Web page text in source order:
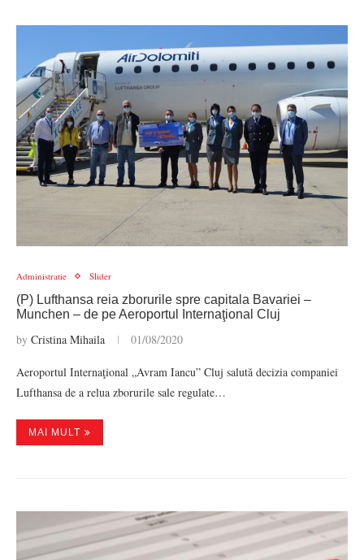
Administratie Slider
(P) Lufthansa reia zborurile spre capitala Bavariei –
Munchen – de pe Aeroportul Internaţional Cluj
by Cristina Mihaila 01/08/2020
Aeroportul Internaţional „Avram Iancu” Cluj salută decizia companiei
Lufthansa de a relua zborurile sale regulate…
MAI MULT